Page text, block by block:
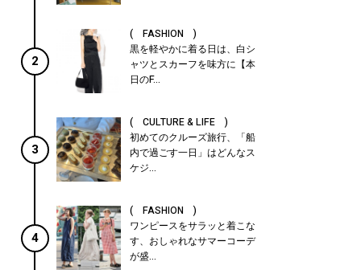
2
( FASHION )
黒を軽やかに着る日は、白シ
ャツとスカーフを味方に【本
日のF...
3
( CULTURE & LIFE )
初めてのクルーズ旅行、「船
内で過ごす一日」はどんなス
ケジ...
4
( FASHION )
ワンピースをサラッと着こな
す、おしゃれなサマーコーデ
が盛...